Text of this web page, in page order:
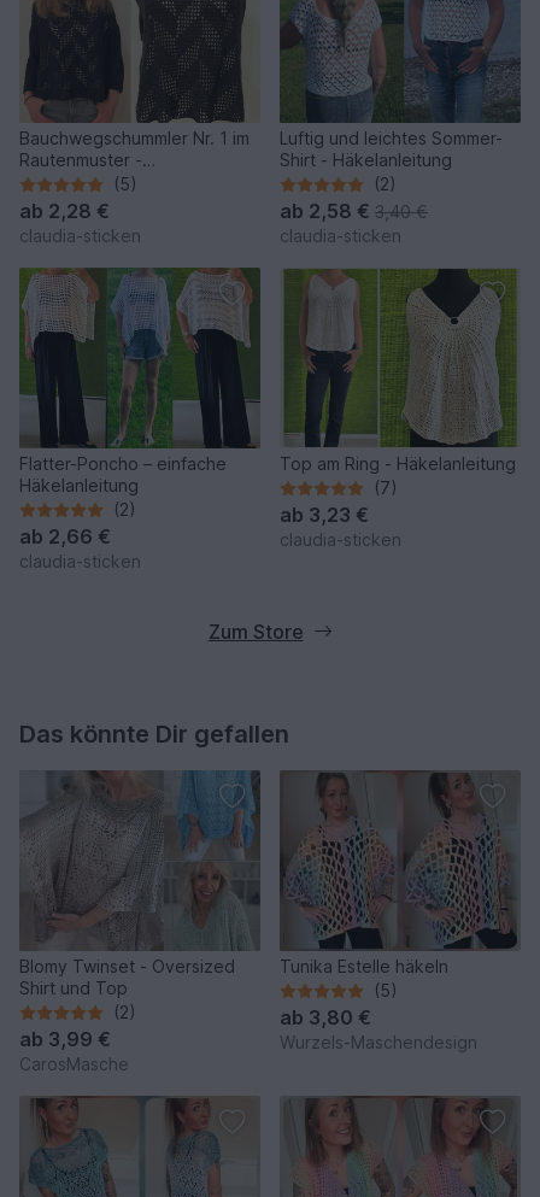
Bauchwegschummler Nr. 1 im
Rautenmuster -
Häkelanleitung
(5)
ab 2,28 €
claudia-sticken
Luftig und leichtes Sommer-
Shirt - Häkelanleitung
(2)
ab 2,58 € 3,40 €
claudia-sticken
Flatter-Poncho – einfache
Häkelanleitung
(2)
ab 2,66 €
claudia-sticken
Top am Ring - Häkelanleitung
(7)
ab 3,23 €
claudia-sticken
Zum Store
Das könnte Dir gefallen
Blomy Twinset - Oversized
Shirt und Top
(2)
ab 3,99 €
CarosMasche
Tunika Estelle häkeln
(5)
ab 3,80 €
Wurzels-Maschendesign